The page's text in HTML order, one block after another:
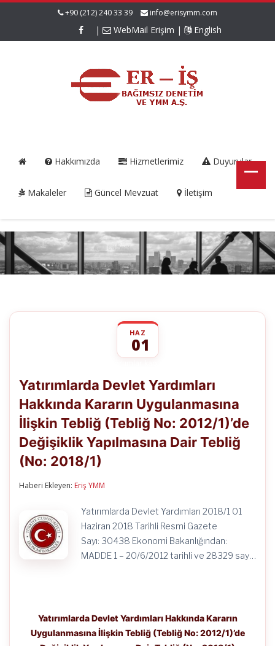
+90 (212) 240 33 39 info@erisymm.com
| WebMail Erişim | English
Hakkımızda Hizmetlerimiz Duyurular
Makaleler Güncel Mevzuat İletişim
HAZ
01
Yardımları
Hakkında
Kararın
Uygulanmasına
İlişkin
Tebliğ
(Tebliğ
Tebliğ
2018/1)
için
Yatırımlarda Devlet Yardımları
Hakkında Kararın Uygulanmasına
İlişkin Tebliğ (Tebliğ No: 2012/1)’de
Değişiklik Yapılmasına Dair Tebliğ
(No: 2018/1)
Haberi Ekleyen: Eriş YMM
Yatırımlarda Devlet Yardımları 2018/1 01
Haziran 2018 Tarihli Resmi Gazete
Sayı: 30438 Ekonomi Bakanlığından:
MADDE 1 – 20/6/2012 tarihli ve 28329 say…
Yatırımlarda Devlet Yardımları Hakkında Kararın
Uygulanmasına İlişkin Tebliğ (Tebliğ No: 2012/1)’de